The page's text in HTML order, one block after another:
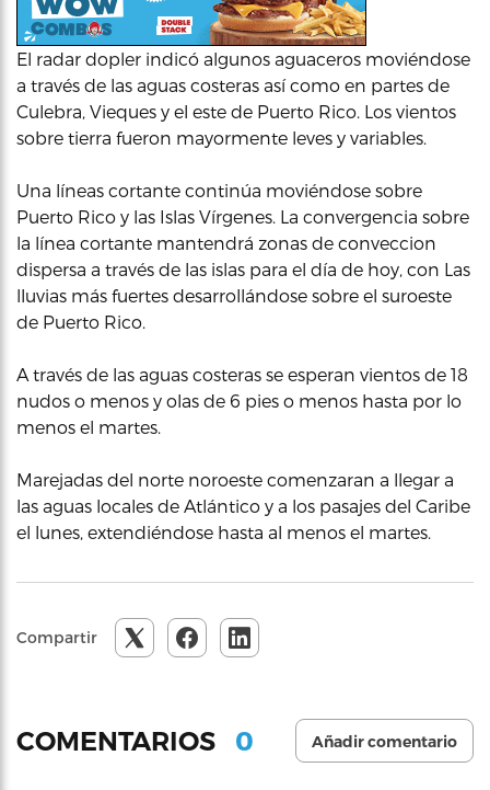
El radar dopler indicó algunos aguaceros moviéndose
a través de las aguas costeras así como en partes de
Culebra, Vieques y el este de Puerto Rico. Los vientos
sobre tierra fueron mayormente leves y variables.
Una líneas cortante continúa moviéndose sobre
Puerto Rico y las Islas Vírgenes. La convergencia sobre
la línea cortante mantendrá zonas de conveccion
dispersa a través de las islas para el día de hoy, con Las
lluvias más fuertes desarrollándose sobre el suroeste
de Puerto Rico.
A través de las aguas costeras se esperan vientos de 18
nudos o menos y olas de 6 pies o menos hasta por lo
menos el martes.
Marejadas del norte noroeste comenzaran a llegar a
las aguas locales de Atlántico y a los pasajes del Caribe
el lunes, extendiéndose hasta al menos el martes.
Compartir
COMENTARIOS 0 Añadir comentario